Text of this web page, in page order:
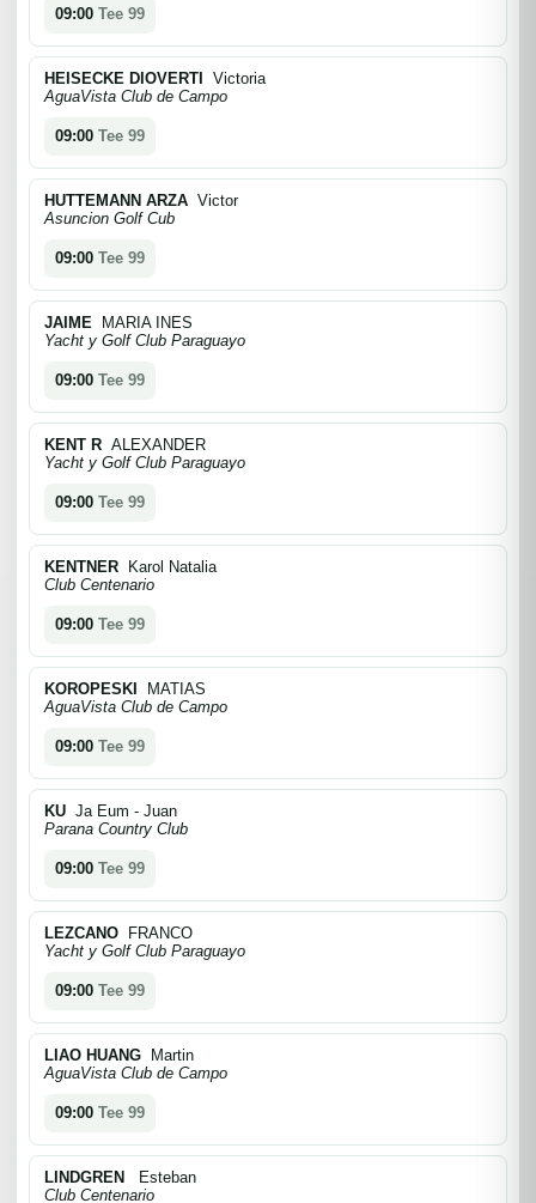
09:00 Tee 99
HEISECKE DIOVERTI
Victoria
AguaVista Club de Campo
09:00 Tee 99
HUTTEMANN ARZA Victor
Asuncion Golf Cub
09:00 Tee 99
JAIME MARIA INES
Yacht y Golf Club Paraguayo
09:00 Tee 99
KENT R ALEXANDER
Yacht y Golf Club Paraguayo
09:00 Tee 99
KENTNER Karol Natalia
Club Centenario
09:00 Tee 99
KOROPESKI
MATIAS
AguaVista Club de Campo
09:00 Tee 99
KU Ja Eum - Juan
Parana Country Club
09:00 Tee 99
LEZCANO FRANCO
Yacht y Golf Club Paraguayo
09:00 Tee 99
LIAO HUANG Martin
AguaVista Club de Campo
09:00 Tee 99
LINDGREN
Esteban
Club Centenario